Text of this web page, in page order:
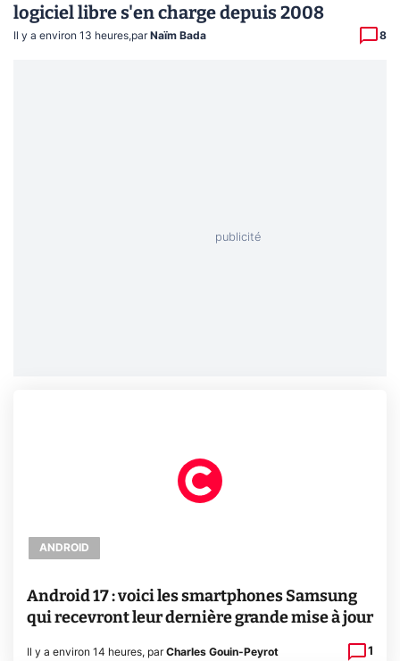
logiciel libre s'en charge depuis 2008
Il y a environ 13 heures,par Naïm Bada 8
ANDROID
Android 17 : voici les smartphones Samsung
qui recevront leur dernière grande mise à jour
Il y a environ 14 heures, par Charles Gouin-Peyrot 1